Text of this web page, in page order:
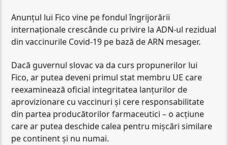
Anunțul lui Fico vine pe fondul îngrijorării
internaționale crescânde cu privire la ADN-ul rezidual
din vaccinurile Covid-19 pe bază de ARN mesager.
Dacă guvernul slovac va da curs propunerilor lui
Fico, ar putea deveni primul stat membru UE care
reexaminează oficial integritatea lanțurilor de
aprovizionare cu vaccinuri și cere responsabilitate
din partea producătorilor farmaceutici – o acțiune
care ar putea deschide calea pentru mișcări similare
pe continent și nu numai.